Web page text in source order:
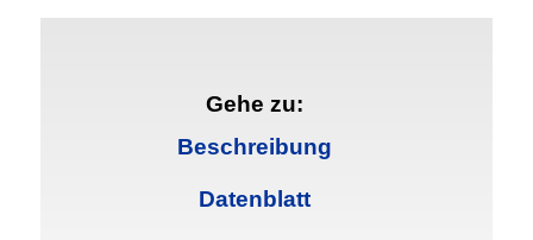
Gehe zu:
Beschreibung
Datenblatt